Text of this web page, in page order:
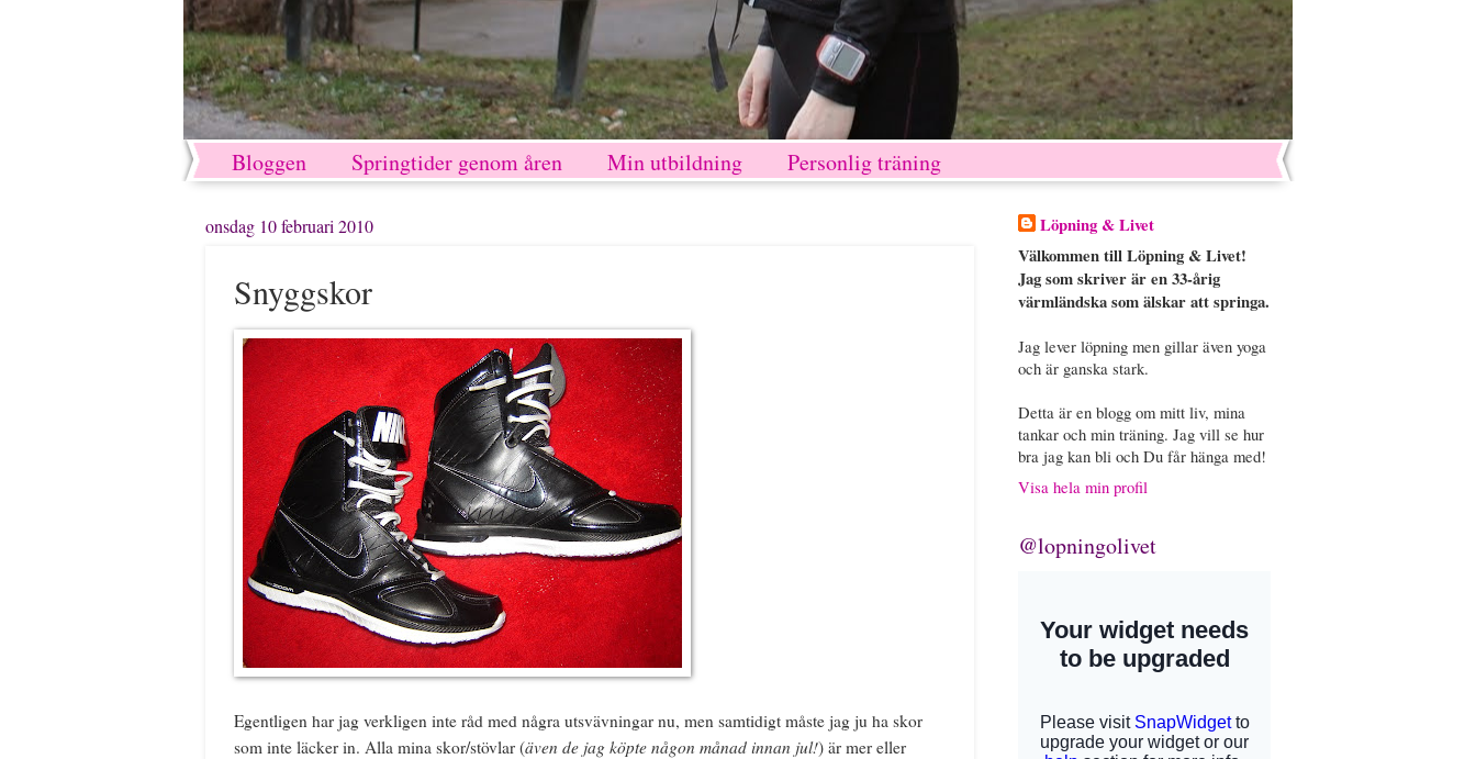
Bloggen Springtider genom åren Min utbildning Personlig träning
onsdag 10 februari 2010
Snyggskor
Egentligen har jag verkligen inte råd med några utsvävningar nu, men samtidigt måste jag ju ha skor
som inte läcker in. Alla mina skor/stövlar (även de jag köpte någon månad innan jul!) är mer eller
Löpning & Livet
Välkommen till Löpning & Livet!
Jag som skriver är en 33-årig
värmländska som älskar att springa.
Jag lever löpning men gillar även yoga
och är ganska stark.
Detta är en blogg om mitt liv, mina
tankar och min träning. Jag vill se hur
bra jag kan bli och Du får hänga med!
Visa hela min profil
@lopningolivet